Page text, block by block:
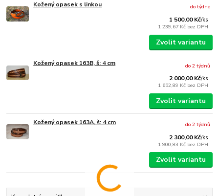
Kožený opasek s linkou
1 500,00 Kč/ks
1 239,67 Kč bez DPH
do týdne
Zvolit variantu
Kožený opasek 163B, š: 4 cm
2 000,00 Kč/ks
1 652,89 Kč bez DPH
do 2 týdnů
Zvolit variantu
Kožený opasek 163A, š: 4 cm
2 300,00 Kč/ks
1 900,83 Kč bez DPH
do 2 týdnů
Zvolit variantu